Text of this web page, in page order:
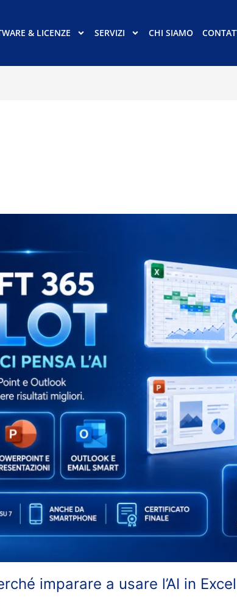
& LICENZE SERVIZI CHI SIAMO
imparare a usare l’AI in